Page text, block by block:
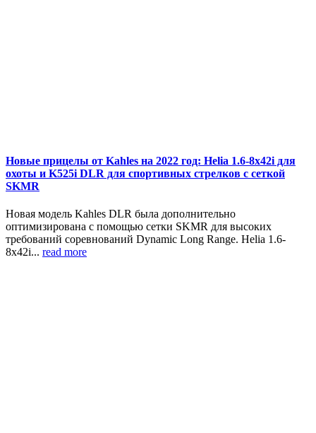
Новые прицелы от Kahles на 2022 год: Helia 1.6-8x42i для
охоты и K525i DLR для спортивных стрелков с сеткой
SKMR
Новая модель Kahles DLR была дополнительно
оптимизирована с помощью сетки SKMR для высоких
требований соревнований Dynamic Long Range. Helia 1.6-
8x42i... read more